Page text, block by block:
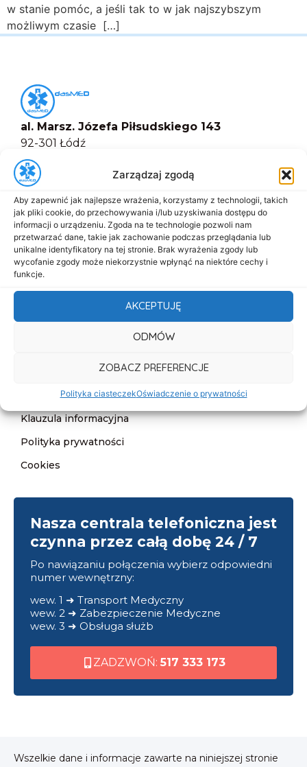
Zarządzaj zgodą
Aby zapewnić jak najlepsze wrażenia, korzystamy z technologii, takich
jak pliki cookie, do przechowywania i/lub uzyskiwania dostępu do
informacji o urządzeniu. Zgoda na te technologie pozwoli nam
przetwarzać dane, takie jak zachowanie podczas przeglądania lub
unikalne identyfikatory na tej stronie. Brak wyrażenia zgody lub
wycofanie zgody może niekorzystnie wpłynąć na niektóre cechy i
funkcje.
AKCEPTUJĘ
ODMÓW
ZOBACZ PREFERENCJE
Polityka ciasteczekOświadczenie o prywatności
w stanie pomóc, a jeśli tak to w jak najszybszym
możliwym czasie […]
al. Marsz. Józefa Piłsudskiego 143
92-301 Łódź
biuro@dasmed.pl
Menu
Start
O nas
Oferta
Aktualności
Deklaracja dostępności
Klauzula informacyjna
Polityka prywatności
Cookies
Nasza centrala telefoniczna jest
czynna przez całą dobę 24 / 7
Po nawiązaniu połączenia wybierz odpowiedni
numer wewnętrzny:
wew. 1 ➜ Transport Medyczny
wew. 2 ➜ Zabezpieczenie Medyczne
wew. 3 ➜ Obsługa służb
ZADZWOŃ: 517 333 173
Wszelkie dane i informacje zawarte na niniejszej stronie